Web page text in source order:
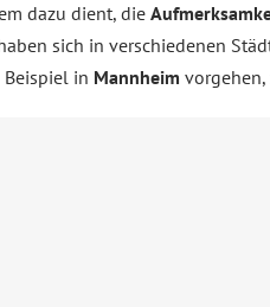
dazu dient, die
sich in verschiedenen
Beispiel in Mannheim